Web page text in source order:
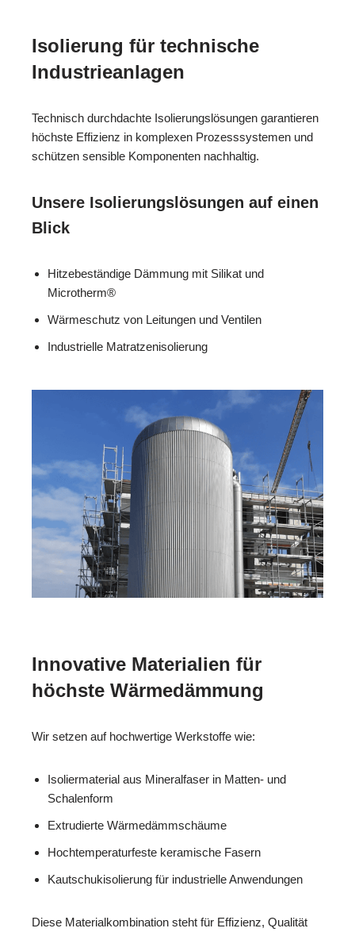
Isolierung für technische
Industrieanlagen
Technisch durchdachte Isolierungslösungen garantieren
höchste Effizienz in komplexen Prozesssystemen und
schützen sensible Komponenten nachhaltig.
Unsere Isolierungslösungen auf einen
Blick
Hitzebeständige Dämmung mit Silikat und
Microtherm®
Wärmeschutz von Leitungen und Ventilen
Industrielle Matratzenisolierung
Innovative Materialien für
höchste Wärmedämmung
Wir setzen auf hochwertige Werkstoffe wie:
Isoliermaterial aus Mineralfaser in Matten- und
Schalenform
Extrudierte Wärmedämmschäume
Hochtemperaturfeste keramische Fasern
Kautschukisolierung für industrielle Anwendungen
Diese Materialkombination steht für Effizienz, Qualität